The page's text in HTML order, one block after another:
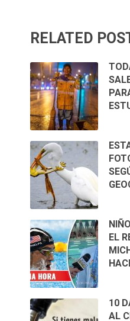
RELATED
EL
10
AL